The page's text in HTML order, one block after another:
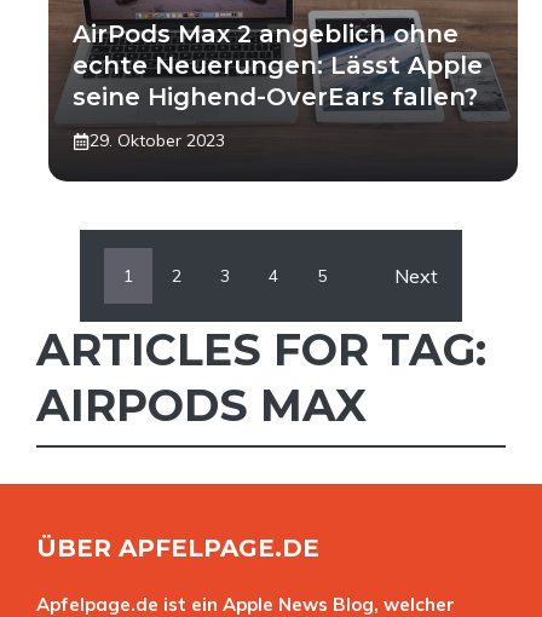
AirPods Max 2 angeblich ohne
echte Neuerungen: Lässt Apple
seine Highend-OverEars fallen?
29. Oktober 2023
1 2 3 4 5 Next
ARTICLES FOR TAG:
AIRPODS MAX
ÜBER APFELPAGE.DE
Apfelpage.de ist ein Apple News Blog, welcher